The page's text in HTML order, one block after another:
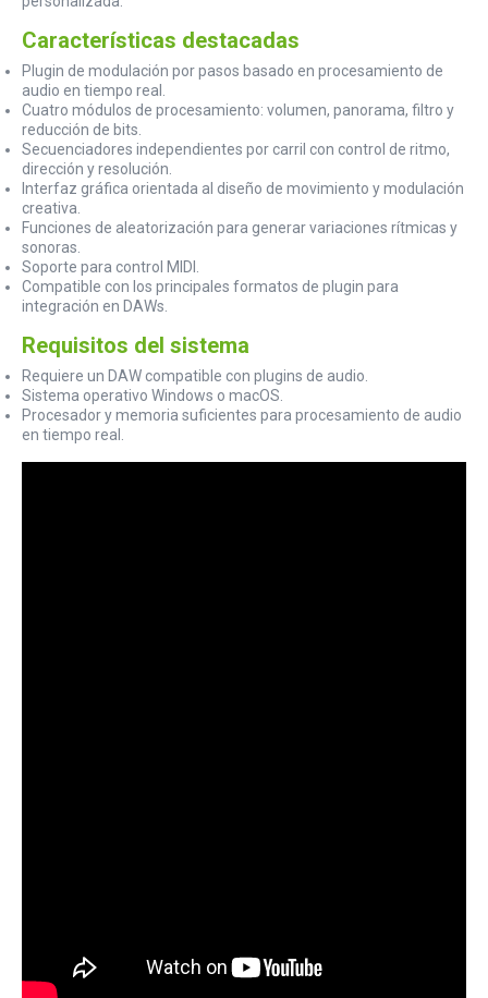
Características destacadas
Plugin de modulación por pasos basado en procesamiento de
audio en tiempo real.
Cuatro módulos de procesamiento: volumen, panorama, filtro y
reducción de bits.
Secuenciadores independientes por carril con control de ritmo,
dirección y resolución.
Interfaz gráfica orientada al diseño de movimiento y modulación
creativa.
Funciones de aleatorización para generar variaciones rítmicas y
sonoras.
Soporte para control MIDI.
Compatible con los principales formatos de plugin para
integración en DAWs.
Requisitos del sistema
Requiere un DAW compatible con plugins de audio.
Sistema operativo Windows o macOS.
Procesador y memoria suficientes para procesamiento de audio
en tiempo real.